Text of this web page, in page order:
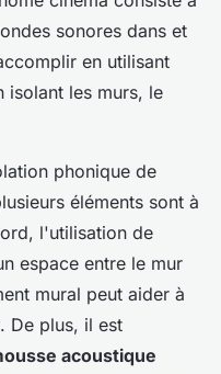
sonores dans et
en utilisant
isolant les murs, le
phonique de
éléments sont à
l'utilisation de
espace entre le mur
mural peut aider à
De plus, il est
acoustique